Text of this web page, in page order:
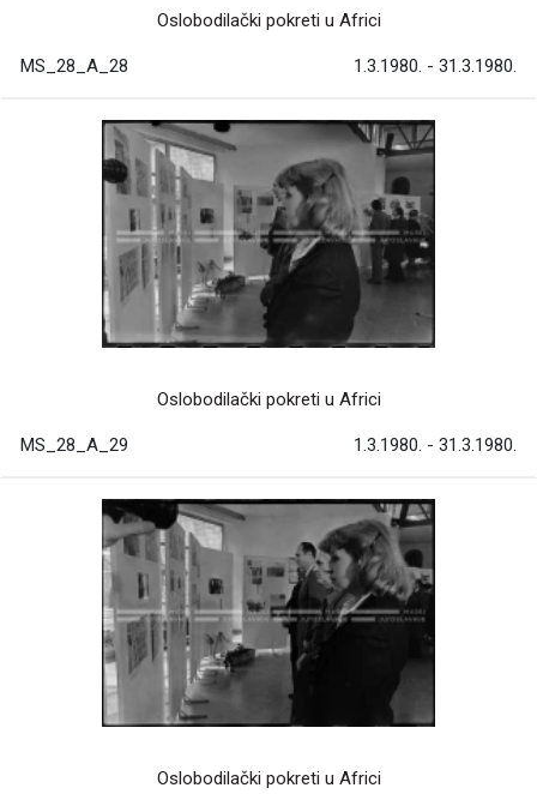
Oslobodilački pokreti u Africi
MS_28_A_28 1.3.1980. - 31.3.1980.
Oslobodilački pokreti u Africi
MS_28_A_29 1.3.1980. - 31.3.1980.
Oslobodilački pokreti u Africi